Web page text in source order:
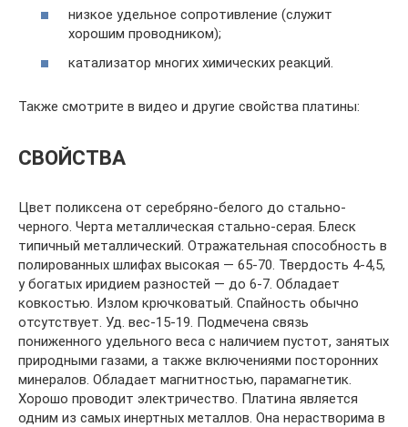
низкое удельное сопротивление (служит
хорошим проводником);
катализатор многих химических реакций.
Также смотрите в видео и другие свойства платины:
СВОЙСТВА
Цвет поликсена от серебряно-белого до стально-
черного. Черта металлическая стально-серая. Блеск
типичный металлический. Отражательная способность в
полированных шлифах высокая — 65-70. Твердость 4-4,5,
у богатых иридием разностей — до 6-7. Обладает
ковкостью. Излом крючковатый. Спайность обычно
отсутствует. Уд. вес-15-19. Подмечена связь
пониженного удельного веса с наличием пустот, занятых
природными газами, а также включениями посторонних
минералов. Обладает магнитностью, парамагнетик.
Хорошо проводит электричество. Платина является
одним из самых инертных металлов. Она нерастворима в